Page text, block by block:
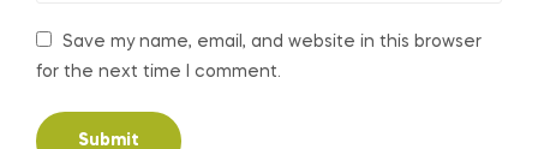
Save my name, email, and website in this browser
for the next time I comment.